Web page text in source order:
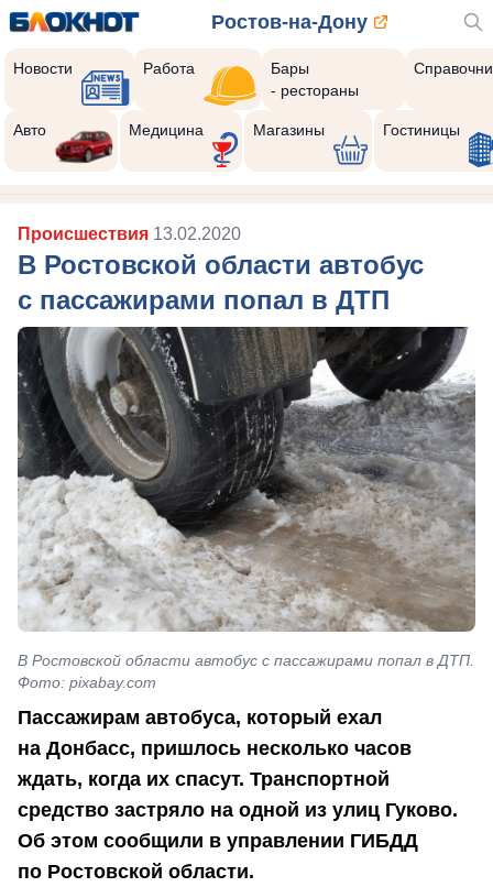
Ростов-на-Дону
Новости Работа
Бары
- рестораны
Авто Медицина Магазины Гостиницы
Происшествия 13.02.2020
В Ростовской области автобус
с пассажирами попал в ДТП
В Ростовской области автобус с пассажирами попал в ДТП.
Фото: pixabay.com
Пассажирам автобуса, который ехал
на Донбасс, пришлось несколько часов
ждать, когда их спасут. Транспортной
средство застряло на одной из улиц Гуково.
Об этом сообщили в управлении ГИБДД
по Ростовской области.